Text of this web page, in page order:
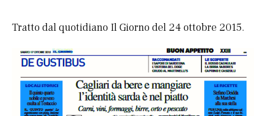
Tratto dal quotidiano Il Giorno del 24 ottobre 2015.